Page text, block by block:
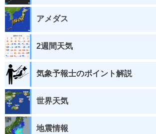
アメダス
2週間天気
気象予報士のポイント解説
世界天気
地震情報